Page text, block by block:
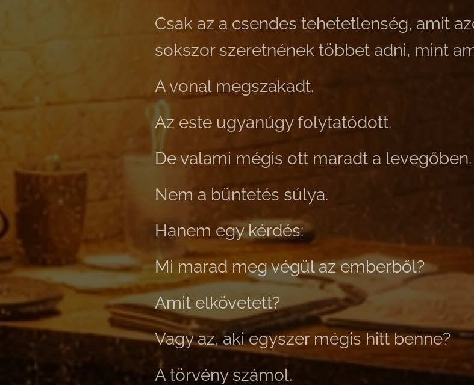
Csak az a csendes tehetetlenség, amit
sokszor szeretnének többet adni, mint
A vonal megszakadt.
Az este ugyanúgy folytatódott.
De valami mégis ott maradt a levegőben.
Nem a büntetés súlya.
Hanem egy kérdés:
Mi marad meg végül az emberből?
Amit elkövetett?
Vagy az, aki egyszer mégis hitt benne?
A törvény számol.